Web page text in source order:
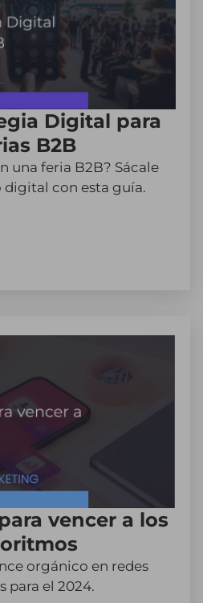
Digital para
B2B
una feria B2B? Sácale
con esta guía.
vencer a los
orgánico en redes
para el 2024.